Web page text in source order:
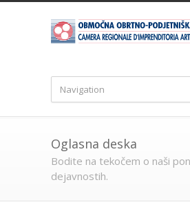
Oglasna deska
Bodite na tekočem o naši
dejavnostih.